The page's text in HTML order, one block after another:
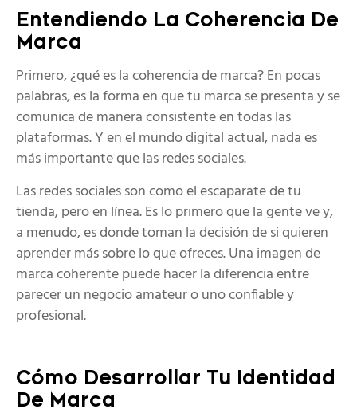
Entendiendo La Coherencia De
Marca
Primero, ¿qué es la coherencia de marca? En pocas
palabras, es la forma en que tu marca se presenta y se
comunica de manera consistente en todas las
plataformas. Y en el mundo digital actual, nada es
más importante que las redes sociales.
Las redes sociales son como el escaparate de tu
tienda, pero en línea. Es lo primero que la gente ve y,
a menudo, es donde toman la decisión de si quieren
aprender más sobre lo que ofreces. Una imagen de
marca coherente puede hacer la diferencia entre
parecer un negocio amateur o uno confiable y
profesional.
Cómo Desarrollar Tu Identidad
De Marca